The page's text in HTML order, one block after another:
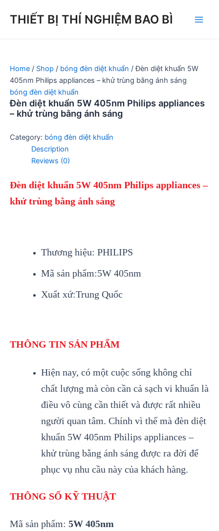
THIẾT BỊ THÍ NGHIỆM BAO BÌ
Home / Shop / bóng đèn diệt khuẩn / Đèn diệt khuẩn 5W
405nm Philips appliances – khử trùng bằng ánh sáng
bóng đèn diệt khuẩn
Đèn diệt khuẩn 5W 405nm Philips appliances
– khử trùng bằng ánh sáng
Category: bóng đèn diệt khuẩn
Description
Reviews (0)
Đèn diệt khuẩn 5W 405nm Philips appliances –
khử trùng bằng ánh sáng
Thương hiệu: PHILIPS
Mã sản phẩm:5W 405nm
Xuất xứ:Trung Quốc
THÔNG TIN SẢN PHẨM
Hiện nay, có một cuộc sống không chỉ
chất lượng mà còn cần cả sạch vi khuẩn là
điều vô cùng cần thiết và được rất nhiều
người quan tâm. Chính vì thế mà đèn diệt
khuẩn 5W 405nm Philips appliances –
khử trùng bằng ánh sáng được ra đời để
phục vụ nhu cầu này của khách hàng.
THÔNG SỐ KỸ THUẬT
Mã sản phẩm: 5W 405nm